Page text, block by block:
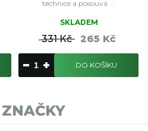
technice a posouvá ...
SKLADEM
331 Kč 265 Kč
DO KOŠÍKU